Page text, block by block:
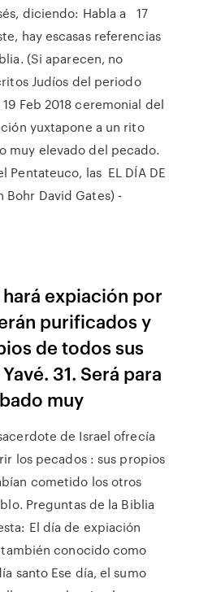
diciendo: Habla a 17
hay escasas referencias
(Si aparecen, no
Judíos del periodo
Feb 2018 ceremonial del
yuxtapone a un rito
muy elevado del pecado.
Pentateuco, las EL DÍA DE
Bohr David Gates) -
hará expiación por
purificados y
de todos sus
31. Será para
muy
de Israel ofrecía
los pecados : sus propios
cometido los otros
Preguntas de la Biblia
El día de expiación
también conocido como
santo Ese día, el sumo